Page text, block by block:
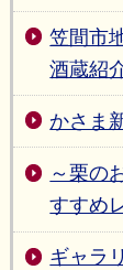
笠間市
酒蔵紹
かさま
～栗の
すすめ
ギャラ